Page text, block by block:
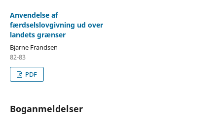
Anvendelse af
færdselslovgivning ud over
landets grænser
Bjarne Frandsen
82-83
PDF
Boganmeldelser